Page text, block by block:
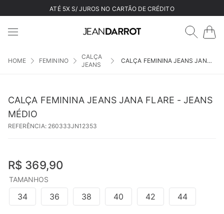
ATÉ 5X S/ JUROS NO CARTÃO DE CRÉDITO
FEMININO
CALÇA
JEANS
CALÇA FEMININA JEANS JANA FLARE - JEANS MÉDIO
CALÇA FEMININA JEANS JANA FLARE - JEANS
MÉDIO
REFERÊNCIA: 260333JN12353
R$ 369,90
TAMANHOS
34 36 38 40 42 44